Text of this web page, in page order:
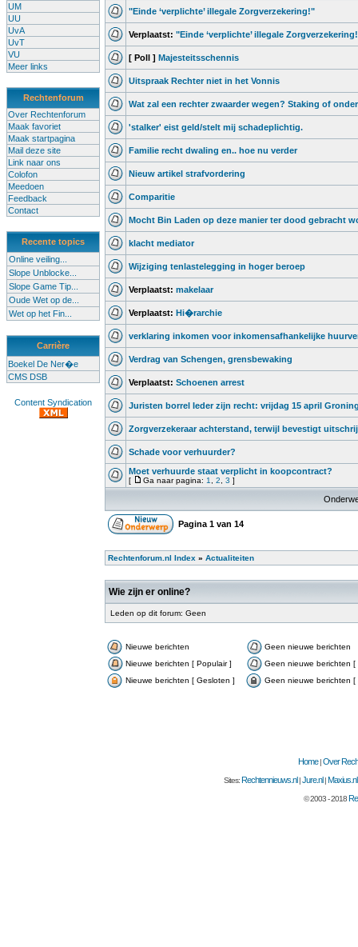
UM
UU
UvA
UvT
VU
Meer links
Rechtenforum
Over Rechtenforum
Maak favoriet
Maak startpagina
Mail deze site
Link naar ons
Colofon
Meedoen
Feedback
Contact
Recente topics
Online veiling...
Slope Unblocke...
Slope Game Tip...
Oude Wet op de...
Wet op het Fin...
Carrière
Boekel De Ner�e
CMS DSB
Content Syndication
"Einde ‘verplichte’ illegale Zorgverzekering!"
Verplaatst: "Einde ‘verplichte’ illegale
[ Poll ] Majesteitsschennis
Uitspraak Rechter niet in het Vonnis
Wat zal een rechter zwaarder wegen? Staking of
'stalker' eist geld/stelt mij schadeplichtig.
Familie recht dwaling en.. hoe nu verder
Nieuw artikel strafvordering
Comparitie
Mocht Bin Laden op deze manier ter dood gebracht
klacht mediator
Wijziging tenlastelegging in hoger beroep
Verplaatst: makelaar
Verplaatst: Hi�rarchie
verklaring inkomen voor inkomensafhankelijke
Verdrag van Schengen, grensbewaking
Verplaatst: Schoenen arrest
Juristen borrel Ieder zijn recht: vrijdag 15 april
Zorgverzekeraar achterstand, terwijl bevestigt
Schade voor verhuurder?
Moet verhuurde staat verplicht in koopcontract?
[ Ga naar pagina: 1 2 3 ]
Pagina 1 van 14
Rechtenforum.nl Index » Actualiteiten
Wie zijn er online?
Leden op dit forum: Geen
Nieuwe berichten
Geen nieuwe berichten
Nieuwe berichten [ Populair ]
Geen nieuwe berichten [
Nieuwe berichten [ Gesloten ]
Geen nieuwe berichten [
Home|Over
Sites:Rechtennieuws.nl |Jure.nl |Maxius.nl
© 2003 - 2018